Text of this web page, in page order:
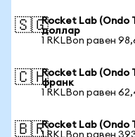
🇸🇬Rocket Lab (Ondo
доллар
1 RKLBon равен
🇨🇭Rocket Lab (Ondo
франк
1 RKLBon равен
🇧🇷Rocket Lab (Ondo
1 RKLBon равен